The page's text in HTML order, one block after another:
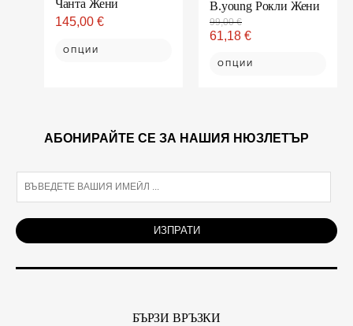
Чанта Жени
145,00 €
ОПЦИИ
product
page
B.young Рокли Жени
99,00€
61,18 €
ОПЦИИ
product
page
АБОНИРАЙТЕ СЕ ЗА НАШИЯ НЮЗЛЕТЪР
i
l
ИЗПРАТИ
БЪРЗИ ВРЪЗКИ